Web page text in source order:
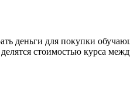
деньги для покупки
стоимостью курса